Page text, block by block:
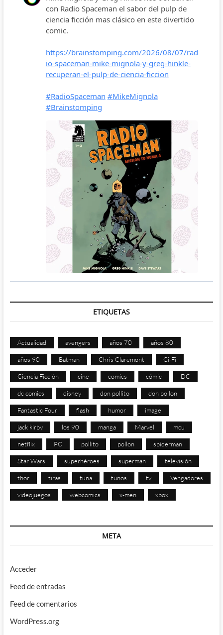
ETIQUETAS
Actualidad avengers años 70 años 80
años 90 Batman Chris Claremont Ci-Fi
Ciencia Ficción cine comics cómic DC
dc comics disney don pollito don pollon
Fantastic Four flash humor image
jack kirby los 90 manga Marvel mcu
netflix PC pollito pollon spiderman
Star Wars superhéroes superman televisión
thor tiras tuna tunos tv Vengadores
videojuegos webcomics x-men xbox
META
Acceder
Feed de entradas
Feed de comentarios
WordPress.org